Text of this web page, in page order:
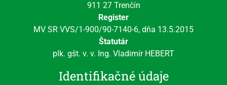
911 27 Trenčín
Register
MV SR VVS/1-900/90-7140-6, dňa 13.5.2015
Štatutár
plk. gšt. v. v. Ing. Vladimír HEBERT
Identifikačné údaje